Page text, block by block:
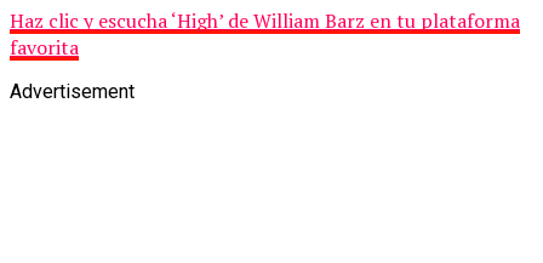
Haz clic y escucha ‘High’ de William Barz en tu plataforma
favorita
Advertisement